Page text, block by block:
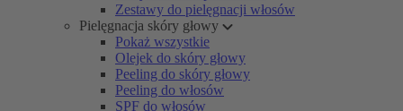
Zestawy do pielęgnacji włosów
Pielęgnacja skóry głowy
Pokaż wszystkie
Olejek do skóry głowy
Peeling do skóry głowy
Peeling do włosów
SPF do włosów